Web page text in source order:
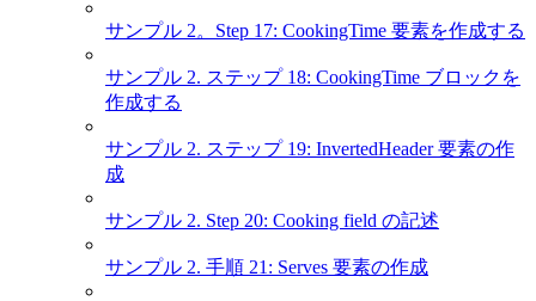
サンプル 2。Step 17: CookingTime 要素を作成する
サンプル 2. ステップ 18: CookingTime ブロックを
作成する
サンプル 2. ステップ 19: InvertedHeader 要素の作
成
サンプル 2. Step 20: Cooking field の記述
サンプル 2. 手順 21: Serves 要素の作成